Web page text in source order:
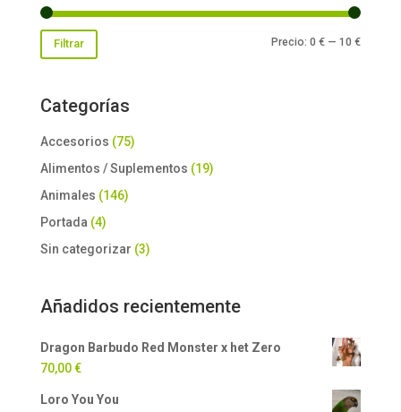
Precio
Precio
Filtrar Precio:0 € —10 €
Categorías
Accesorios (75)
Alimentos / Suplementos (19)
Animales (146)
Portada (4)
Sin categorizar (3)
Añadidos recientemente
Dragon Barbudo Red Monster x het Zero
70,00€
Loro You You